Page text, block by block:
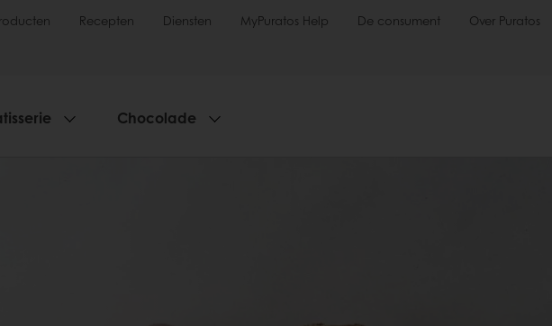
Recepten Diensten MyPuratos Help De consument Over Puratos
Chocolade